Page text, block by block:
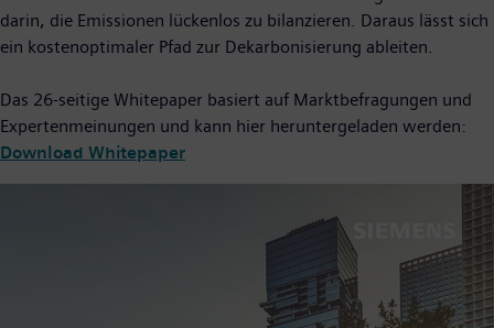
darin, die Emissionen lückenlos zu bilanzieren. Daraus lässt sich
ein kostenoptimaler Pfad zur Dekarbonisierung ableiten.
Das 26-seitige Whitepaper basiert auf Marktbefragungen und
Expertenmeinungen und kann hier heruntergeladen werden:
Download Whitepaper